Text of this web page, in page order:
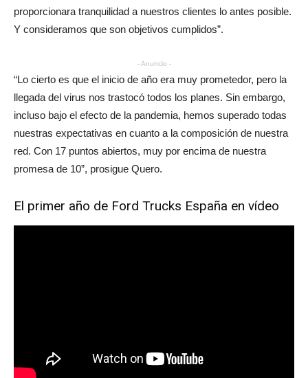
proporcionara tranquilidad a nuestros clientes lo antes posible.
Y consideramos que son objetivos cumplidos”.
- Anuncio -
“Lo cierto es que el inicio de año era muy prometedor, pero la
llegada del virus nos trastocó todos los planes. Sin embargo,
incluso bajo el efecto de la pandemia, hemos superado todas
nuestras expectativas en cuanto a la composición de nuestra
red. Con 17 puntos abiertos, muy por encima de nuestra
promesa de 10”, prosigue Quero.
El primer año de Ford Trucks España en vídeo